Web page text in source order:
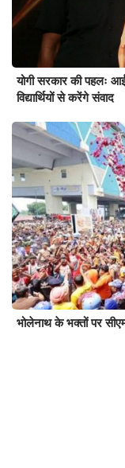
योगी सरकार की पहलः
विद्यार्थियों से करेंगे संवाद
भोलेनाथ के भक्तों पर सीएम